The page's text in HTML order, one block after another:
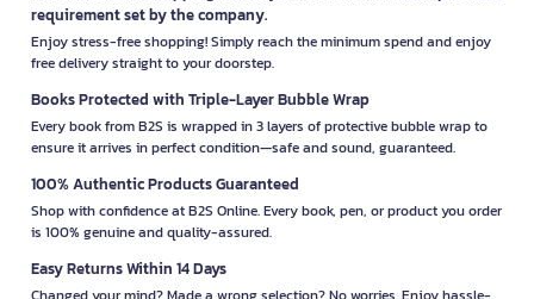
requirement set by the company.
Enjoy stress-free shopping! Simply reach the minimum spend and enjoy
free delivery straight to your doorstep.
Books Protected with Triple-Layer Bubble Wrap
Every book from B2S is wrapped in 3 layers of protective bubble wrap to
ensure it arrives in perfect condition—safe and sound, guaranteed.
100% Authentic Products Guaranteed
Shop with confidence at B2S Online. Every book, pen, or product you order
is 100% genuine and quality-assured.
Easy Returns Within 14 Days